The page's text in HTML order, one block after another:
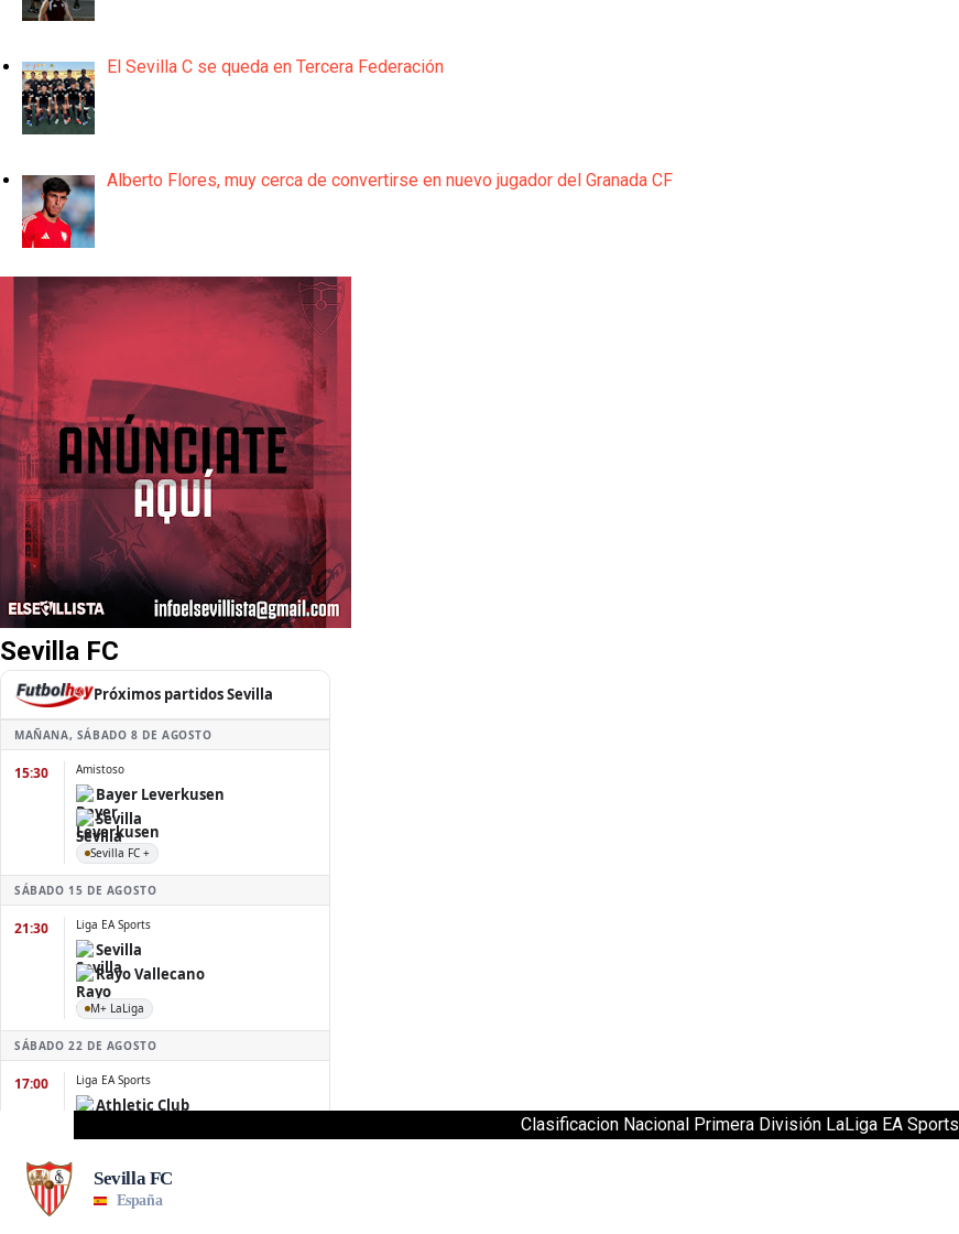
El Sevilla C se queda en Tercera Federación
Alberto Flores, muy cerca de convertirse en nuevo jugador del Granada CF
Sevilla FC
Clasificacion Nacional Primera División LaLiga EA Sports